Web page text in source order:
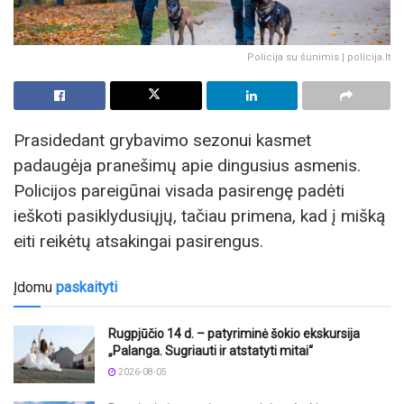
Policija su šunimis | policija.lt
Prasidedant grybavimo sezonui kasmet
padaugėja pranešimų apie dingusius asmenis.
Policijos pareigūnai visada pasirengę padėti
ieškoti pasiklydusiųjų, tačiau primena, kad į mišką
eiti reikėtų atsakingai pasirengus.
Įdomu paskaityti
Rugpjūčio 14 d. – patyriminė šokio ekskursija
„Palanga. Sugriauti ir atstatyti mitai“
2026-08-05